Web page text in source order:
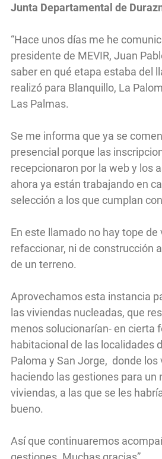
Junta Departamental de
“Hace unos días me he
presidente de MEVIR, Juan
saber en qué etapa estaba del
realizó para Blanquillo, La
Las Palmas.
Se me informa que ya se
presencial porque las
recepcionaron por la web y los
ahora ya están trabajando en
selección a los que cumplan
En este llamado no hay tope de
refaccionar, ni de construcción
de un terreno.
Aprovechamos esta instancia
las viviendas nucleadas, que
menos solucionarían- en cierta
habitacional de las localidades
Paloma y San Jorge, donde los
haciendo las gestiones para un
viviendas, a las que se les
bueno.
Así que continuaremos